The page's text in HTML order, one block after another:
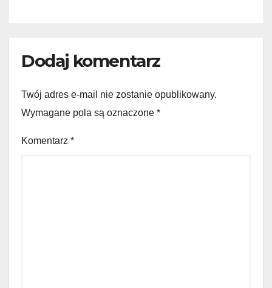
Dodaj komentarz
Twój adres e-mail nie zostanie opublikowany.
Wymagane pola są oznaczone *
Komentarz *